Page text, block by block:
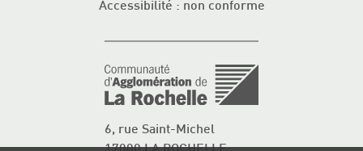
Accessibilité : non conforme
6, rue Saint-Michel